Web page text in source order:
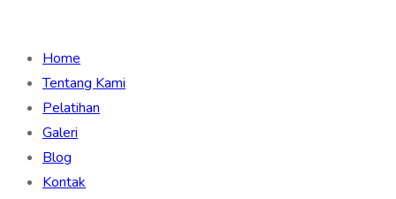
Home
Tentang Kami
Pelatihan
Galeri
Blog
Kontak